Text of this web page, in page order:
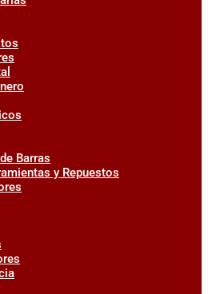
Barras
y Repuestos